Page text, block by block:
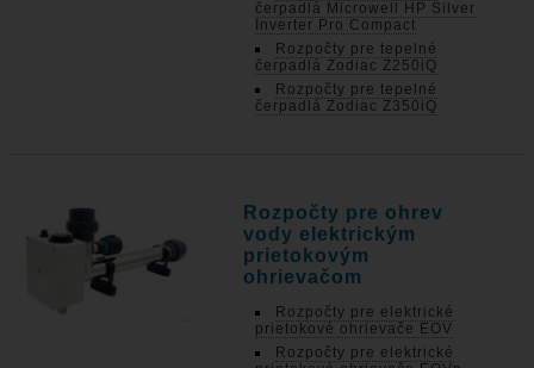
čerpadlá Microwell HP Silver
Inverter Pro Compact
Rozpočty pre tepelné
čerpadlá Zodiac Z250iQ
Rozpočty pre tepelné
čerpadlá Zodiac Z350iQ
Rozpočty pre ohrev
vody elektrickým
prietokovým
ohrievačom
Rozpočty pre elektrické
prietokové ohrievače EOV
Rozpočty pre elektrické